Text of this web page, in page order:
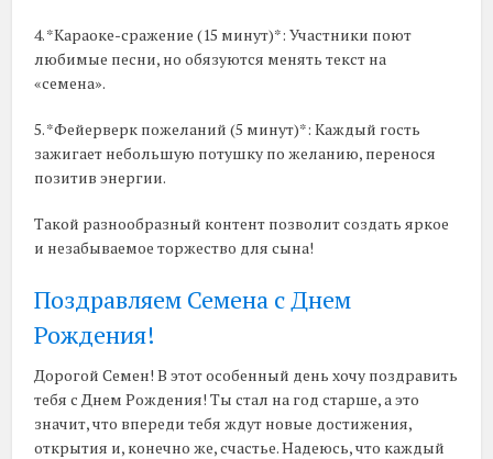
4. *Караоке-сражение (15 минут)*: Участники поют
любимые песни, но обязуются менять текст на
«семена».
5. *Фейерверк пожеланий (5 минут)*: Каждый гость
зажигает небольшую потушку по желанию, перенося
позитив энергии.
Такой разнообразный контент позволит создать яркое
и незабываемое торжество для сына!
Поздравляем Семена с Днем
Рождения!
Дорогой Семен! В этот особенный день хочу поздравить
тебя с Днем Рождения! Ты стал на год старше, а это
значит, что впереди тебя ждут новые достижения,
открытия и, конечно же, счастье. Надеюсь, что каждый